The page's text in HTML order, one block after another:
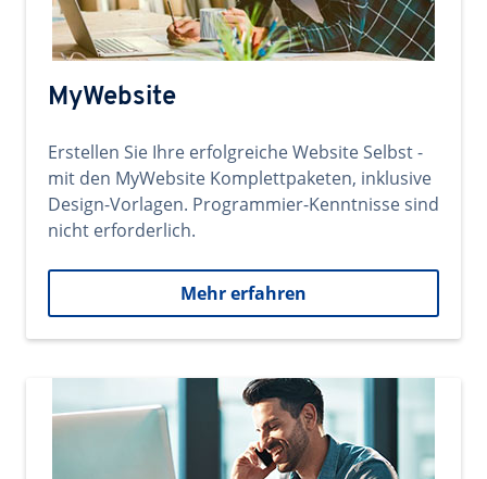
MyWebsite
Erstellen Sie Ihre erfolgreiche Website Selbst -
mit den MyWebsite Komplettpaketen, inklusive
Design-Vorlagen. Programmier-Kenntnisse sind
nicht erforderlich.
Mehr erfahren